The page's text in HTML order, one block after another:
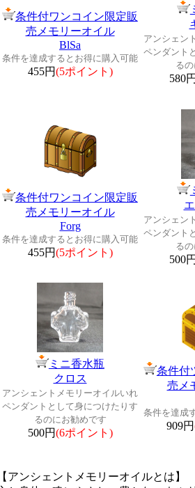
条件付ワンコイン限定販
売メモリーオイル
BlSa
条件を達成するとお得に購入可能
455円(5ポイント)
アンシェン
ペンダント
る
580
条件付ワンコイン限定販
売メモリーオイル
Forg
条件を達成するとお得に購入可能
455円(5ポイント)
アンシェン
ペンダント
る
500
ミニ香水瓶
クロス
アンシェントメモリーオイルいれ
ペンダントとして身につけたりす
るのにお勧めです
500円(6ポイント)
条件付
売メ
条件を達成
909円
【アンシェントメモリーオイルとは】